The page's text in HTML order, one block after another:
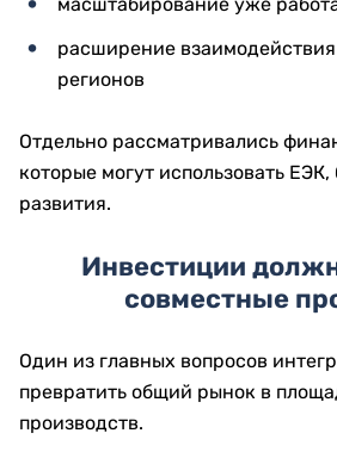
расширение
регионов
Отдельно рассматривались
которые могут использовать
развития.
Инвестиции
совместные
Один из главных вопросов
превратить общий рынок в
производств.